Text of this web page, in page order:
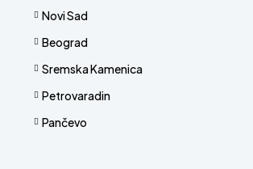
Novi Sad
Beograd
Sremska Kamenica
Petrovaradin
Pančevo